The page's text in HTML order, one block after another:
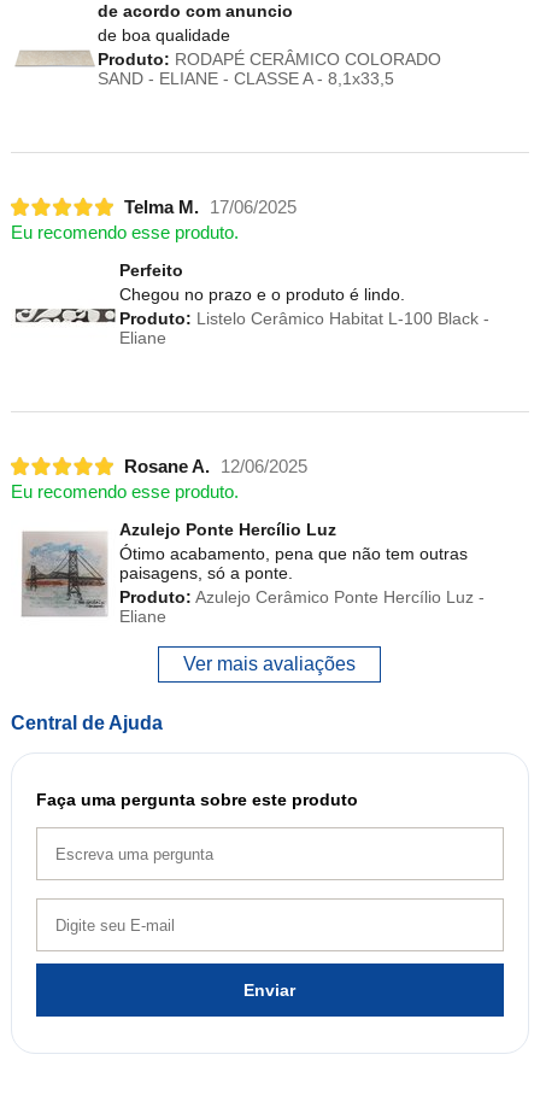
de acordo com anuncio
de boa qualidade
Produto: RODAPÉ CERÂMICO COLORADO
SAND - ELIANE - CLASSE A - 8,1x33,5
Telma M.
17/06/2025
Eu recomendo esse produto.
Perfeito
Chegou no prazo e o produto é lindo.
Produto: Listelo Cerâmico Habitat L-100 Black -
Eliane
Rosane A.
12/06/2025
Eu recomendo esse produto.
Azulejo Ponte Hercílio Luz
Ótimo acabamento, pena que não tem outras
paisagens, só a ponte.
Produto: Azulejo Cerâmico Ponte Hercílio Luz -
Eliane
Ver mais avaliações
Central de Ajuda
Faça uma pergunta sobre este produto
Enviar